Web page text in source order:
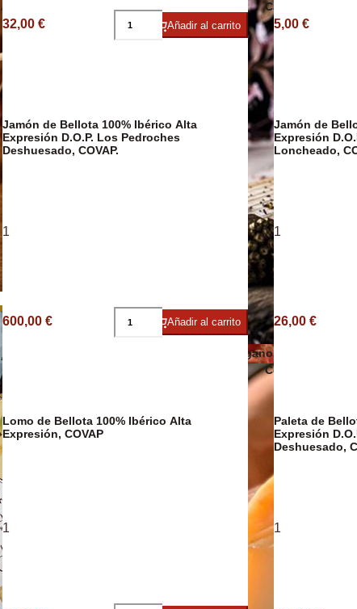
Aceite Aromático
Aceite Ecológico/Vegano
Embutidos
Embutidos y jamón ecológicos
Quesos veganos
Caviar
Conservas de
32,00 € Añadir al carrito 5,00 €
Jamón de Bellota 100% Ibérico Alta
Expresión D.O.P. Los Pedroches
Deshuesado, COVAP.
1
600,00 € Añadir al carrito
Jamón de
Expresión
Loncheado,
1
26,00 €
Lomo de Bellota 100% Ibérico Alta
Expresión, COVAP
1
Paleta de
Expresión
Deshuesado,
1